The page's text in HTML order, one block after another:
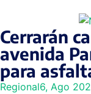
Cerrarán
avenida
para
Regional6, Ago